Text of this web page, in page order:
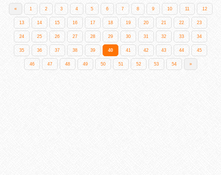
« 1 2 3 4 5 6 7 8 9 10 11 12
13 14 15 16 17 18 19 20 21 22 23
24 25 26 27 28 29 30 31 32 33 34
35 36 37 38 39 40 41 42 43 44 45
46 47 48 49 50 51 52 53 54 »